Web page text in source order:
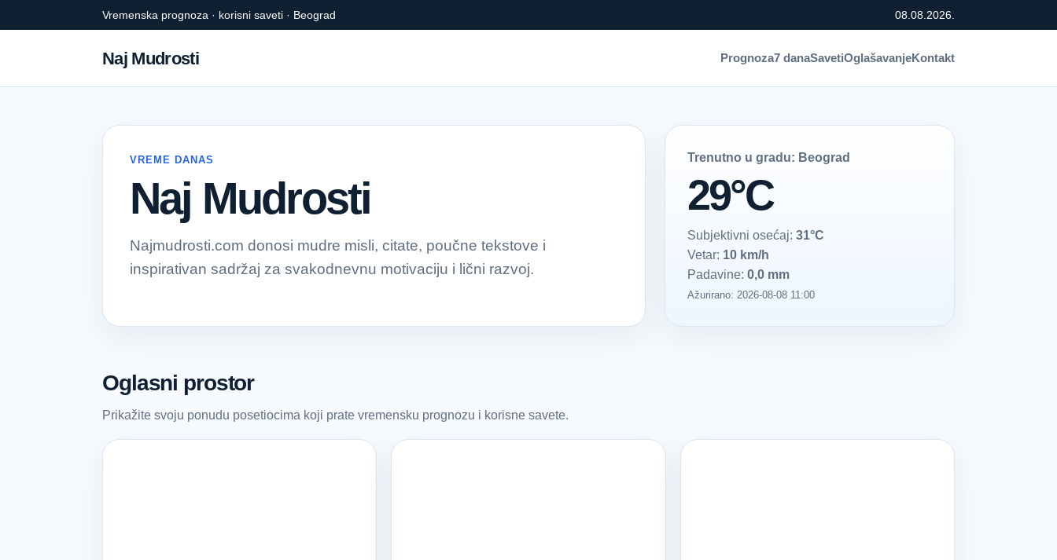
Vremenska prognoza · korisni saveti · Beograd 08.08.2026.
Naj Mudrosti Prognoza7 danaSavetiOglašavanjeKontakt
VREME DANAS
Naj Mudrosti
Najmudrosti.com donosi mudre misli, citate, poučne tekstove i
inspirativan sadržaj za svakodnevnu motivaciju i lični razvoj.
Trenutno u gradu: Beograd
29°C
Subjektivni osećaj:31°C
Vetar: 10 km/h
Padavine:0,0 mm
Ažurirano: 2026-08-08 11:00
Oglasni prostor
Prikažite svoju ponudu posetiocima koji prate vremensku prognozu i korisne savete.